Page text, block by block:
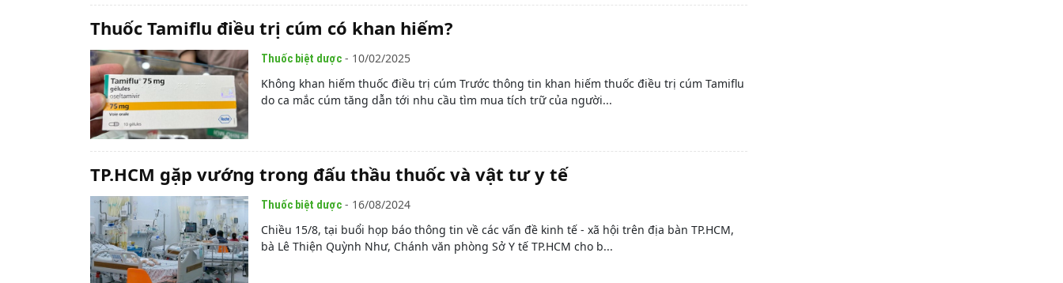
Thuốc Tamiflu điều trị cúm có khan hiếm?
Thuốc biệt dược - 10/02/2025
Không khan hiếm thuốc điều trị cúm Trước thông tin khan hiếm thuốc điều trị cúm Tamiflu
do ca mắc cúm tăng dẫn tới nhu cầu tìm mua tích trữ của người...
TP.HCM gặp vướng trong đấu thầu thuốc và vật tư y tế
Thuốc biệt dược - 16/08/2024
Chiều 15/8, tại buổi họp báo thông tin về các vấn đề kinh tế - xã hội trên địa bàn TP.HCM,
bà Lê Thiện Quỳnh Như, Chánh văn phòng Sở Y tế TP.HCM cho b...